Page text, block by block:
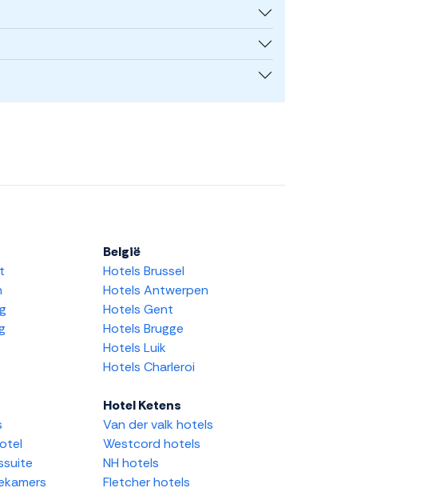
België
Hotels Brussel
Hotels Antwerpen
Hotels Gent
Hotels Brugge
Hotels Luik
Hotels Charleroi
Hotel Ketens
Van der valk hotels
Westcord hotels
NH hotels
Fletcher hotels